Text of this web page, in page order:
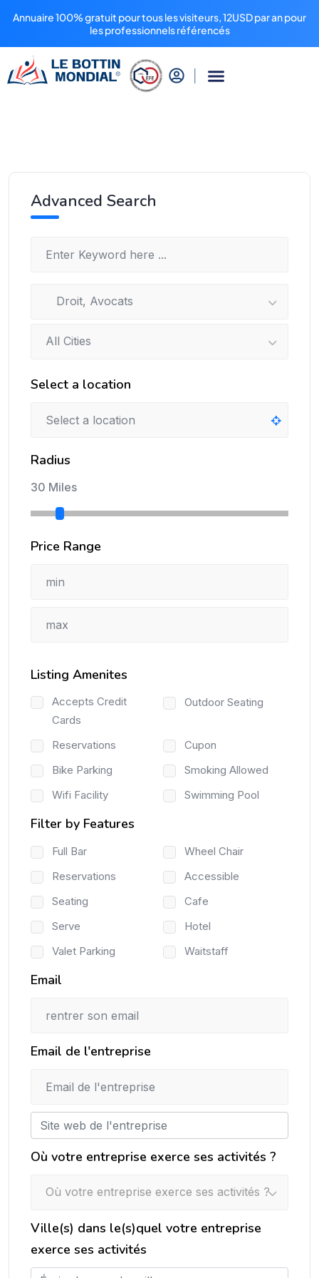
Annuaire 100% gratuit pour tous les visiteurs, 12USD par an pour
les professionnels référencés
Advanced Search
Droit, Avocats
All Cities
Select a location
Radius
30 Miles
Price Range
Listing Amenites
Accepts Credit
Cards
Outdoor Seating
Reservations
Cupon
Bike Parking
Smoking Allowed
Wifi Facility
Swimming Pool
Filter by Features
Full Bar
Wheel Chair
Reservations
Accessible
Seating
Cafe
Serve
Hotel
Valet Parking
Waitstaff
Email
Email de l'entreprise
Où votre entreprise exerce ses activités ?
Où votre entreprise exerce ses activités ?
Ville(s) dans le(s)quel votre entreprise
exerce ses activités